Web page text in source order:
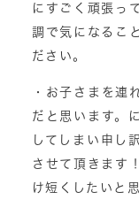
にすごく頑張っ
調で気になるこ
ださい。
・お子さまを連
だと思います。
してしまい申し
させて頂きます
け短くしたいと